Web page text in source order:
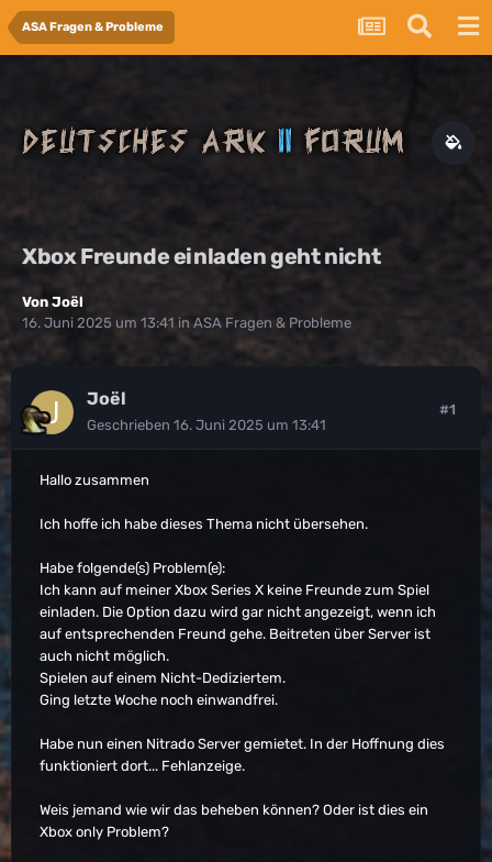
ASA Fragen & Probleme
Xbox Freunde einladen geht nicht
Von Joël
16. Juni 2025 um 13:41 in ASA Fragen & Probleme
Joël
Geschrieben 16. Juni 2025 um 13:41
#1
Hallo zusammen
Ich hoffe ich habe dieses Thema nicht übersehen.
Habe folgende(s) Problem(e):
Ich kann auf meiner Xbox Series X keine Freunde zum Spiel
einladen. Die Option dazu wird gar nicht angezeigt, wenn ich
auf entsprechenden Freund gehe. Beitreten über Server ist
auch nicht möglich.
Spielen auf einem Nicht-Dediziertem.
Ging letzte Woche noch einwandfrei.
Habe nun einen Nitrado Server gemietet. In der Hoffnung dies
funktioniert dort... Fehlanzeige.
Weis jemand wie wir das beheben können? Oder ist dies ein
Xbox only Problem?